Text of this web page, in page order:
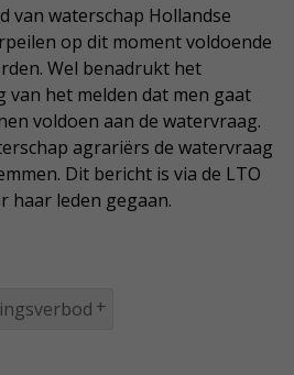
van waterschap Hollandse
op dit moment voldoende
Wel benadrukt het
van het melden dat men gaat
voldoen aan de watervraag.
agrariërs de watervraag
Dit bericht is via de LTO
haar leden gegaan.